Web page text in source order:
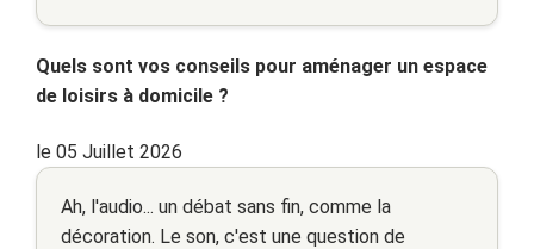
Quels sont vos conseils pour aménager un espace
de loisirs à domicile ?
le 05 Juillet 2026
Ah, l'audio... un débat sans fin, comme la
décoration. Le son, c'est une question de